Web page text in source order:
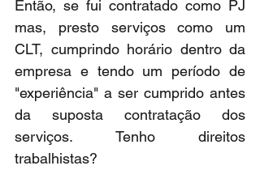
Então, se fui contratado como PJ
mas, presto serviços como um
CLT, cumprindo horário dentro da
empresa e tendo um período de
"experiência" a ser cumprido antes
da suposta contratação dos
serviços. Tenho direitos
trabalhistas?